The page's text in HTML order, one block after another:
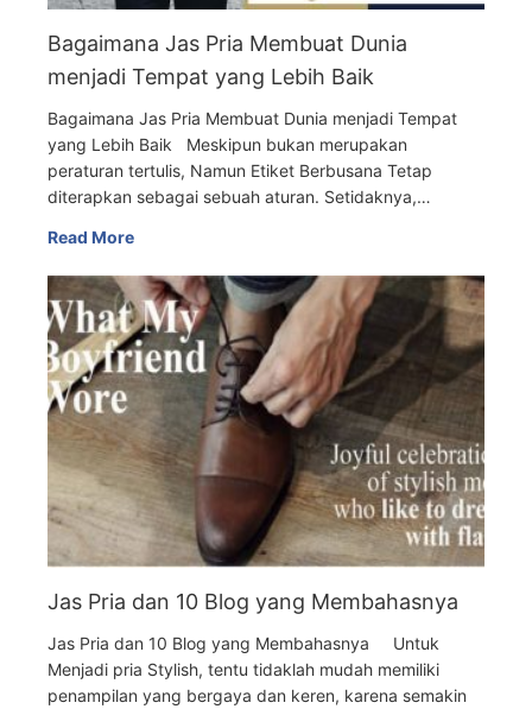
Bagaimana Jas Pria Membuat Dunia
menjadi Tempat yang Lebih Baik
Bagaimana Jas Pria Membuat Dunia menjadi Tempat
yang Lebih Baik Meskipun bukan merupakan
peraturan tertulis, Namun Etiket Berbusana Tetap
diterapkan sebagai sebuah aturan. Setidaknya,…
Read More
Jas Pria dan 10 Blog yang Membahasnya
Jas Pria dan 10 Blog yang Membahasnya Untuk
Menjadi pria Stylish, tentu tidaklah mudah memiliki
penampilan yang bergaya dan keren, karena semakin